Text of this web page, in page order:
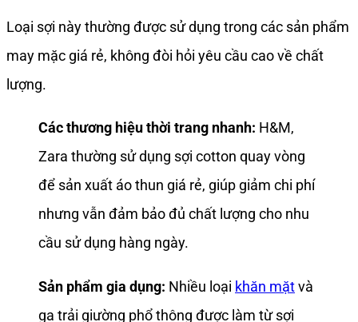
Loại sợi này thường được sử dụng trong các sản phẩm
may mặc giá rẻ, không đòi hỏi yêu cầu cao về chất
lượng.
Các thương hiệu thời trang nhanh: H&M,
Zara thường sử dụng sợi cotton quay vòng
để sản xuất áo thun giá rẻ, giúp giảm chi phí
nhưng vẫn đảm bảo đủ chất lượng cho nhu
cầu sử dụng hàng ngày.
Sản phẩm gia dụng: Nhiều loại khăn mặtvà
ga trải giường phổ thông được làm từ sợi